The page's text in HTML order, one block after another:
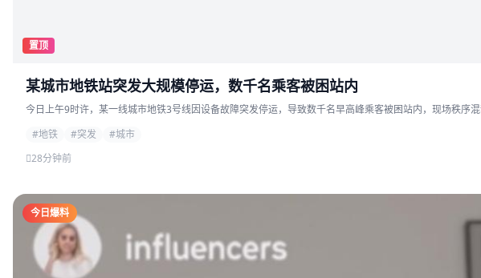
置顶
某城市地铁站突发大规模停运，数千名乘客被困站内
今日上午9时许，某一线城市地铁3号线因设备故障突发停运，导致数千名早高峰乘客被困站内，现场秩序
#地铁
#突发
#城市
28分钟前
今日爆料